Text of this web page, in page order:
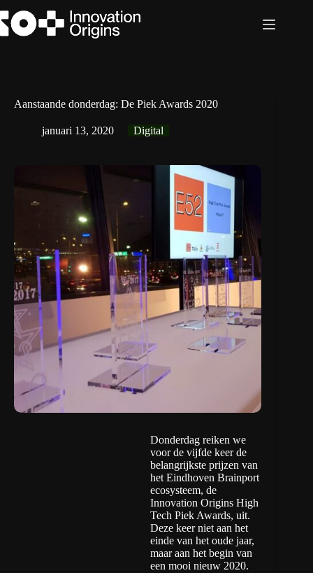
naar
de
Aanstaande donderdag: De Piek Awards 2020
januari 13, 2020 Digital
Donderdag reiken we
voor de vijfde keer de
belangrijkste prijzen van
het Eindhoven Brainport
ecosysteem, de
Innovation Origins High
Tech Piek Awards, uit.
Deze keer niet aan het
einde van het oude jaar,
maar aan het begin van
een mooi nieuw 2020.